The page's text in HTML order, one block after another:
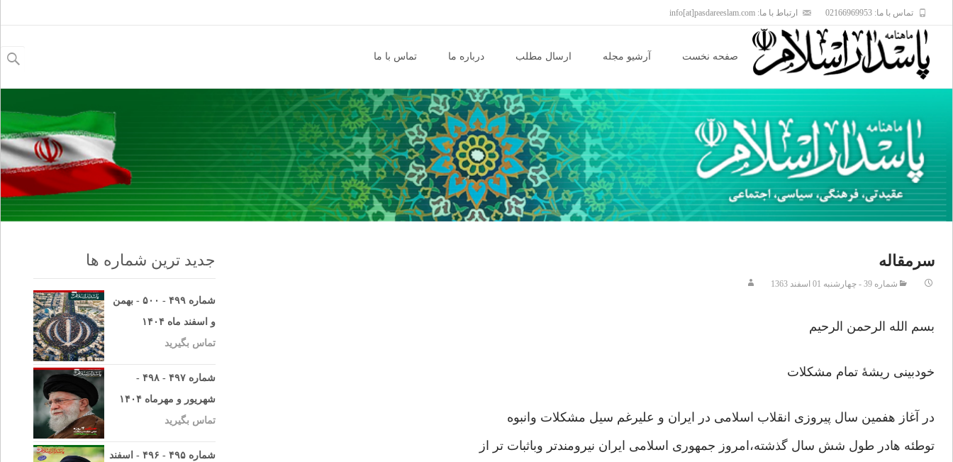
تماس با ما: 02166969953 ارتباط با ما: info[at]pasdareeslam.com
content
صفحه نخست آرشیو مجله ارسال مطلب درباره ما تماس با ما
برای:
سرمقاله
شماره 39 - چهارشنبه 01 اسفند 1363
بسم الله الرحمن الرحیم
خودبینی ریشۀ تمام مشکلات
در آغاز هفمین سال پیروزی انقلاب اسلامی در ایران و علیرغم سیل مشکلات وانبوه
توطئه هادر طول شش سال گذشته،امروز جمهوری اسلامی ایران نیرومندتر وباثبات تر از
جدید ترین شماره ها
شماره ۴۹۹ - ۵۰۰ - بهمن
و اسفند ماه ۱۴۰۴
تماس بگیرید
شماره ۴۹۷ - ۴۹۸ -
شهریور و مهرماه ۱۴۰۴
تماس بگیرید
شماره ۴۹۵ - ۴۹۶ - اسفند